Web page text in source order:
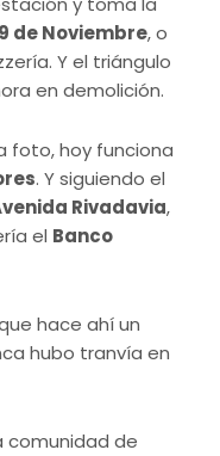
de Noviembre, o
Y el triángulo
en demolición.
foto, hoy funciona
. Y siguiendo el
Rivadavia,
el Banco
hace ahí un
hubo tranvía en
comunidad de